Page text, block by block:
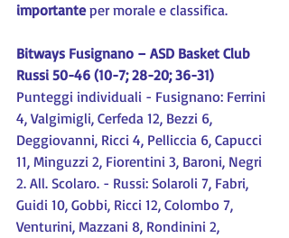
importante per morale e classifica.
Bitways Fusignano – ASD Basket Club
Russi 50-46 (10-7; 28-20; 36-31)
Punteggi individuali - Fusignano: Ferrini
4, Valgimigli, Cerfeda 12, Bezzi 6,
Deggiovanni, Ricci 4, Pelliccia 6, Capucci
11, Minguzzi 2, Fiorentini 3, Baroni, Negri
2. All. Scolaro. - Russi: Solaroli 7, Fabri,
Guidi 10, Gobbi, Ricci 12, Colombo 7,
Venturini, Mazzani 8, Rondinini 2,